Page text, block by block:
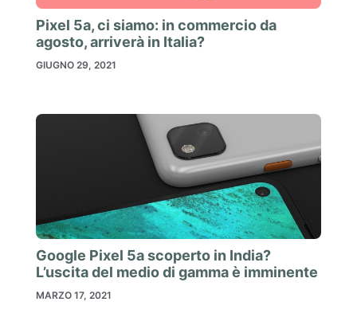
Pixel 5a, ci siamo: in commercio da
agosto, arriverà in Italia?
GIUGNO 29, 2021
Google Pixel 5a scoperto in India?
L’uscita del medio di gamma è imminente
MARZO 17, 2021